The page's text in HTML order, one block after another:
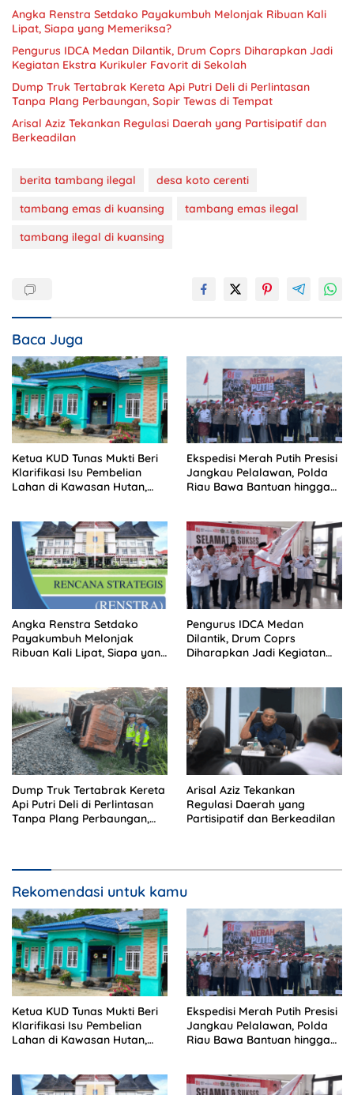
Angka Renstra Setdako Payakumbuh Melonjak Ribuan Kali
Lipat, Siapa yang Memeriksa?
Pengurus IDCA Medan Dilantik, Drum Coprs Diharapkan Jadi
Kegiatan Ekstra Kurikuler Favorit di Sekolah
Dump Truk Tertabrak Kereta Api Putri Deli di Perlintasan
Tanpa Plang Perbaungan, Sopir Tewas di Tempat
Arisal Aziz Tekankan Regulasi Daerah yang Partisipatif dan
Berkeadilan
berita tambang ilegal
desa koto cerenti
tambang emas di kuansing
tambang emas ilegal
tambang ilegal di kuansing
Baca Juga
Ketua KUD Tunas Mukti Beri
Klarifikasi Isu Pembelian
Lahan di Kawasan Hutan,
Ekspedisi Merah Putih Presisi
Jangkau Pelalawan, Polda
Riau Bawa Bantuan hingga
Angka Renstra Setdako
Payakumbuh Melonjak
Ribuan Kali Lipat, Siapa yang
Pengurus IDCA Medan
Dilantik, Drum Coprs
Diharapkan Jadi Kegiatan
Dump Truk Tertabrak Kereta
Api Putri Deli di Perlintasan
Tanpa Plang Perbaungan,
Arisal Aziz Tekankan
Regulasi Daerah yang
Partisipatif dan Berkeadilan
Rekomendasi untuk kamu
Ketua KUD Tunas Mukti Beri
Klarifikasi Isu Pembelian
Lahan di Kawasan Hutan,
Ekspedisi Merah Putih Presisi
Jangkau Pelalawan, Polda
Riau Bawa Bantuan hingga